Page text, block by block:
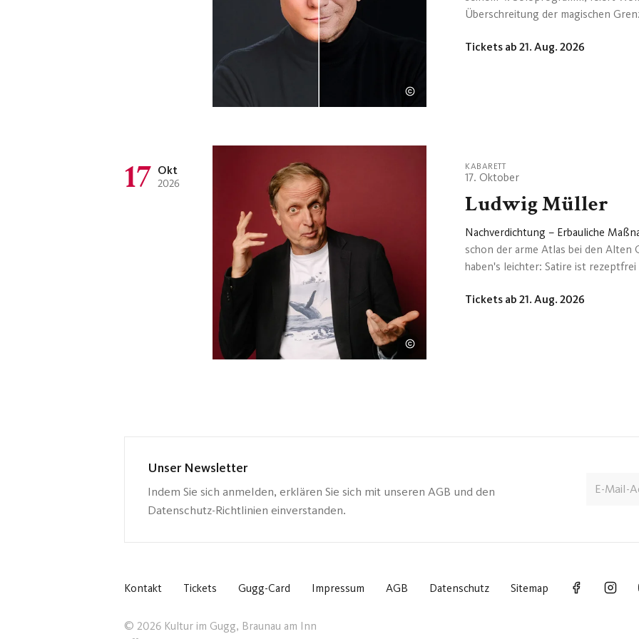
Überschreitung der magischen
Davon alleine mehr als 40 Jahre
Tickets ab 21. Aug. 2026
17 Okt
2026
KABARETT
17. Oktober
Ludwig Müller
Nachverdichtung – Erbauliche
schon der arme Atlas bei den Alten
haben's leichter: Satire ist
Müllers Schüttelreimen rezitiert
Tickets ab 21. Aug. 2026
Unser Newsletter
Indem Sie sich anmelden, erklären Sie sich mit unseren AGB und den
Datenschutz-Richtlinien einverstanden.
Kontakt Tickets Gugg-Card Impressum AGB Datenschutz Sitemap
© 2026 Kultur im Gugg, Braunau am Inn